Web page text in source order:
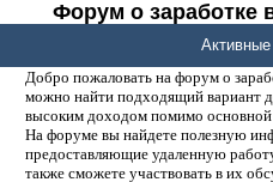
Форум о заработке
Добро пожаловать на форум о
можно найти подходящий вариант
высоким доходом помимо основной
На форуме вы найдете полезную
предоставляющие удаленную
также сможете участвовать в их